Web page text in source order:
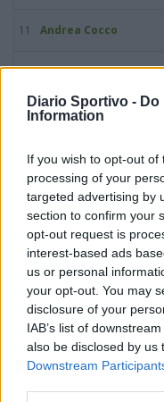
Diario Sportivo - Do
Information
If you wish to opt-out
processing of your
targeted advertising by
section to confirm your
opt-out request is
interest-based ads
us or personal
your opt-out. You may
disclosure of your
IAB’s list of
also be disclosed by us
Downstream
11 Andrea Cocco
12 Alessio Cossu
13 Ezequiel Franchi
14 Roberto Mele
Daniele Orro
16 Gonzalo Perez
17 Roberto Piroddi
18 Andrea Porcheddu